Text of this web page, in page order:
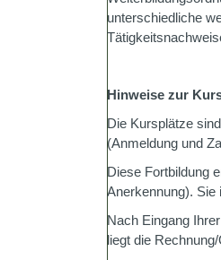
unterschiedliche
Hinweise zur
Die Kursplätze
(Anmeldung und
Diese Fortbildung
Anerkennung).
Nach Eingang
liegt die